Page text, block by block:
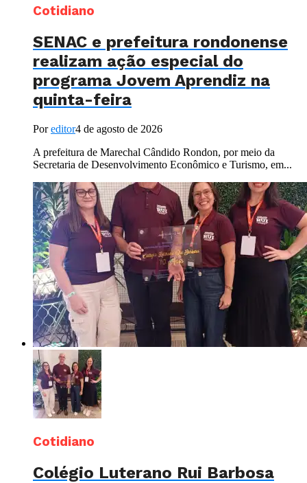
Cotidiano
SENAC e prefeitura rondonense
realizam ação especial do
programa Jovem Aprendiz na
quinta-feira
Poreditor4 de agosto de 2026
A prefeitura de Marechal Cândido Rondon, por meio da
Secretaria de Desenvolvimento Econômico e Turismo, em...
Cotidiano
Colégio Luterano Rui Barbosa